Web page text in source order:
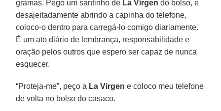
gramas. Pego um santinho de La Virgen do bolso, e
desajeitadamente abrindo a capinha do telefone,
coloco-o dentro para carregá-lo comigo diariamente.
É um ato diário de lembrança, responsabilidade e
oração pelos outros que espero ser capaz de nunca
esquecer.
“Proteja-me”, peço a La Virgen e coloco meu telefone
de volta no bolso do casaco.